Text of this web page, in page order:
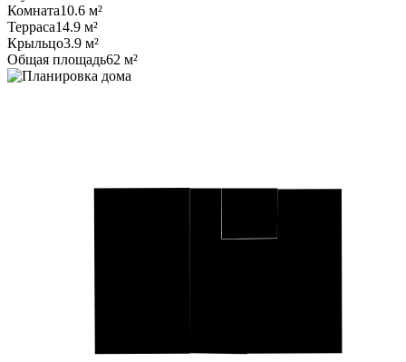
Комната10.6 м²
Терраса14.9 м²
Крыльцо3.9 м²
Общая площадь62 м²